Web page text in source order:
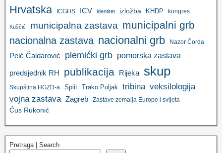
Hrvatska ICGHS ICV identitet izložba KHDP kongres
Kuščić municipalna zastava municipalni grb
nacionalna zastava nacionalni grb Nazor Čorda
Peić Čaldarović plemićki grb pomorska zastava
predsjednik RH publikacija Rijeka skup
Skupština HGZD-a Split Trako Poljak tribina veksilologija
vojna zastava Zagreb Zastave zemalja Europe i svijeta
Ćus Rukonić
Pretraga | Search